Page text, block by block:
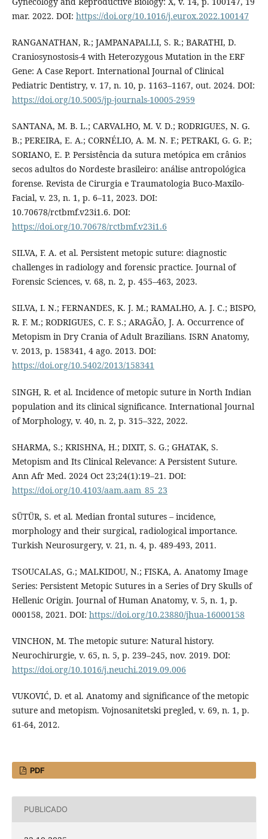
mar. 2022. DOI: https://doi.org/10.1016/j.eurox.2022.100147
RANGANATHAN, R.; JAMPANAPALLI, S. R.; BARATHI, D.
Craniosynostosis-4 with Heterozygous Mutation in the ERF
Gene: A Case Report. International Journal of Clinical
Pediatric Dentistry, v. 17, n. 10, p. 1163–1167, out. 2024. DOI:
https://doi.org/10.5005/jp-journals-10005-2959
SANTANA, M. B. L.; CARVALHO, M. V. D.; RODRIGUES, N. G.
B.; PEREIRA, E. A.; CORNÉLIO, A. M. N. F.; PETRAKI, G. G. P.;
SORIANO, E. P. Persistência da sutura metópica em crânios
secos adultos do Nordeste brasileiro: análise antropológica
forense. Revista de Cirurgia e Traumatologia Buco-Maxilo-
Facial, v. 23, n. 1, p. 6–11, 2023. DOI:
10.70678/rctbmf.v23i1.6. DOI:
https://doi.org/10.70678/rctbmf.v23i1.6
SILVA, F. A. et al. Persistent metopic suture: diagnostic
challenges in radiology and forensic practice. Journal of
Forensic Sciences, v. 68, n. 2, p. 455–463, 2023.
SILVA, I. N.; FERNANDES, K. J. M.; RAMALHO, A. J. C.; BISPO,
R. F. M.; RODRIGUES, C. F. S.; ARAGÃO, J. A. Occurrence of
Metopism in Dry Crania of Adult Brazilians. ISRN Anatomy,
v. 2013, p. 158341, 4 ago. 2013. DOI:
https://doi.org/10.5402/2013/158341
SINGH, R. et al. Incidence of metopic suture in North Indian
population and its clinical significance. International Journal
of Morphology, v. 40, n. 2, p. 315–322, 2022.
SHARMA, S.; KRISHNA, H.; DIXIT, S. G.; GHATAK, S.
Metopism and Its Clinical Relevance: A Persistent Suture.
Ann Afr Med. 2024 Oct 23;24(1):19–21. DOI:
https://doi.org/10.4103/aam.aam_85_23
SÜTÜR, S. et al. Median frontal sutures – incidence,
morphology and their surgical, radiological importance.
Turkish Neurosurgery, v. 21, n. 4, p. 489-493, 2011.
TSOUCALAS, G.; MALKIDOU, N.; FISKA, A. Anatomy Image
Series: Persistent Metopic Sutures in a Series of Dry Skulls of
Hellenic Origin. Journal of Human Anatomy, v. 5, n. 1, p.
000158, 2021. DOI: https://doi.org/10.23880/jhua-16000158
VINCHON, M. The metopic suture: Natural history.
Neurochirurgie, v. 65, n. 5, p. 239–245, nov. 2019. DOI:
https://doi.org/10.1016/j.neuchi.2019.09.006
VUKOVIĆ, D. et al. Anatomy and significance of the metopic
suture and metopism. Vojnosanitetski pregled, v. 69, n. 1, p.
61-64, 2012.
PDF
PUBLICADO